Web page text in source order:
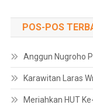
POS-POS
Anggun Nugroho
Karawitan Laras
Meriahkan HUT